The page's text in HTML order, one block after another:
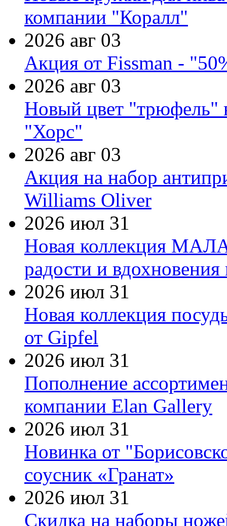
компании "Коралл"
2026 авг 03
Акция от Fissman -
2026 авг 03
Новый цвет "трюфель"
"Хорс"
2026 авг 03
Акция на набор
Williams Oliver
2026 июл 31
Новая коллекция
радости и
2026 июл 31
Новая коллекция
от Gipfel
2026 июл 31
Пополнение
компании Elan Gallery
2026 июл 31
Новинка от
соусник «Гранат»
2026 июл 31
Скидка на наборы